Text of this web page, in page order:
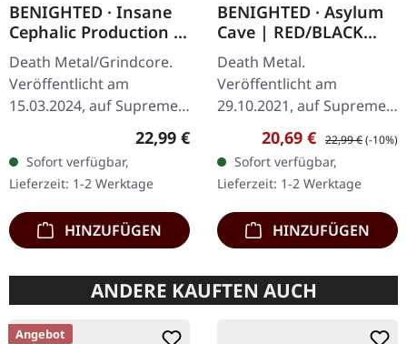
BENIGHTED · Insane
Cephalic Production |
DARK GREEN LP
Death Metal/Grindcore.
Veröffentlicht am
15.03.2024, auf Supreme
Dunkelgrünes Vinyl mit
schwerem Cover und
Insert. Limitiert auf 100…
Regulärer Preis:
22,99 €
Sofort verfügbar,
Lieferzeit: 1-2 Werktage
HINZUFÜGEN
BENIGHTED · Asylum
Cave | RED/BLACK
SPLATTER LP
Death Metal.
Veröffentlicht am
29.10.2021, auf Supreme
Chaos Records.
Transparent rotes Vinyl
mit schwarzen Splattern
und Insert. Limitiert auf
200…
Verkaufspreis:
20,69 € Regulärer Preis:
22,99 €(-10%)
Sofort verfügbar,
Lieferzeit: 1-2 Werktage
HINZUFÜGEN
ANDERE KAUFTEN AUCH
Angebot